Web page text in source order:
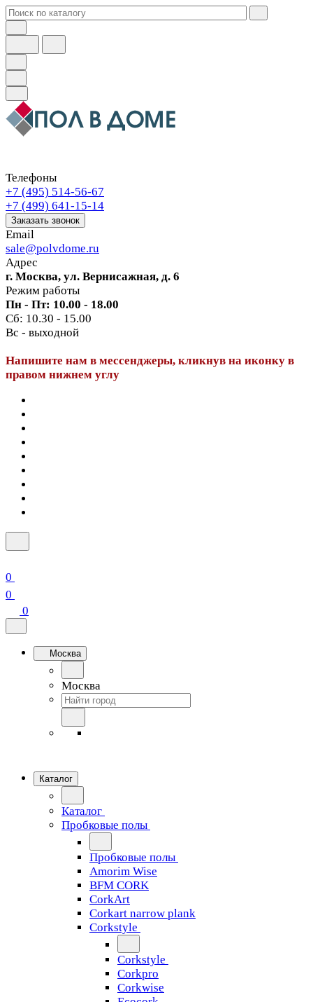
Телефоны
+7 (495) 514-56-67
+7 (499) 641-15-14
Заказать звонок
Email
sale@polvdome.ru
Адрес
г. Москва, ул. Вернисажная, д. 6
Режим работы
Пн - Пт: 10.00 - 18.00
Сб: 10.30 - 15.00
Вс - выходной
Напишите нам в мессенджеры, кликнув на иконку в
правом нижнем углу
0
0
0
Москва
Москва
Каталог
Каталог
Пробковые полы
Пробковые полы
Amorim Wise
BFM CORK
CorkArt
Corkart narrow plank
Corkstyle
Corkstyle
Corkpro
Corkwise